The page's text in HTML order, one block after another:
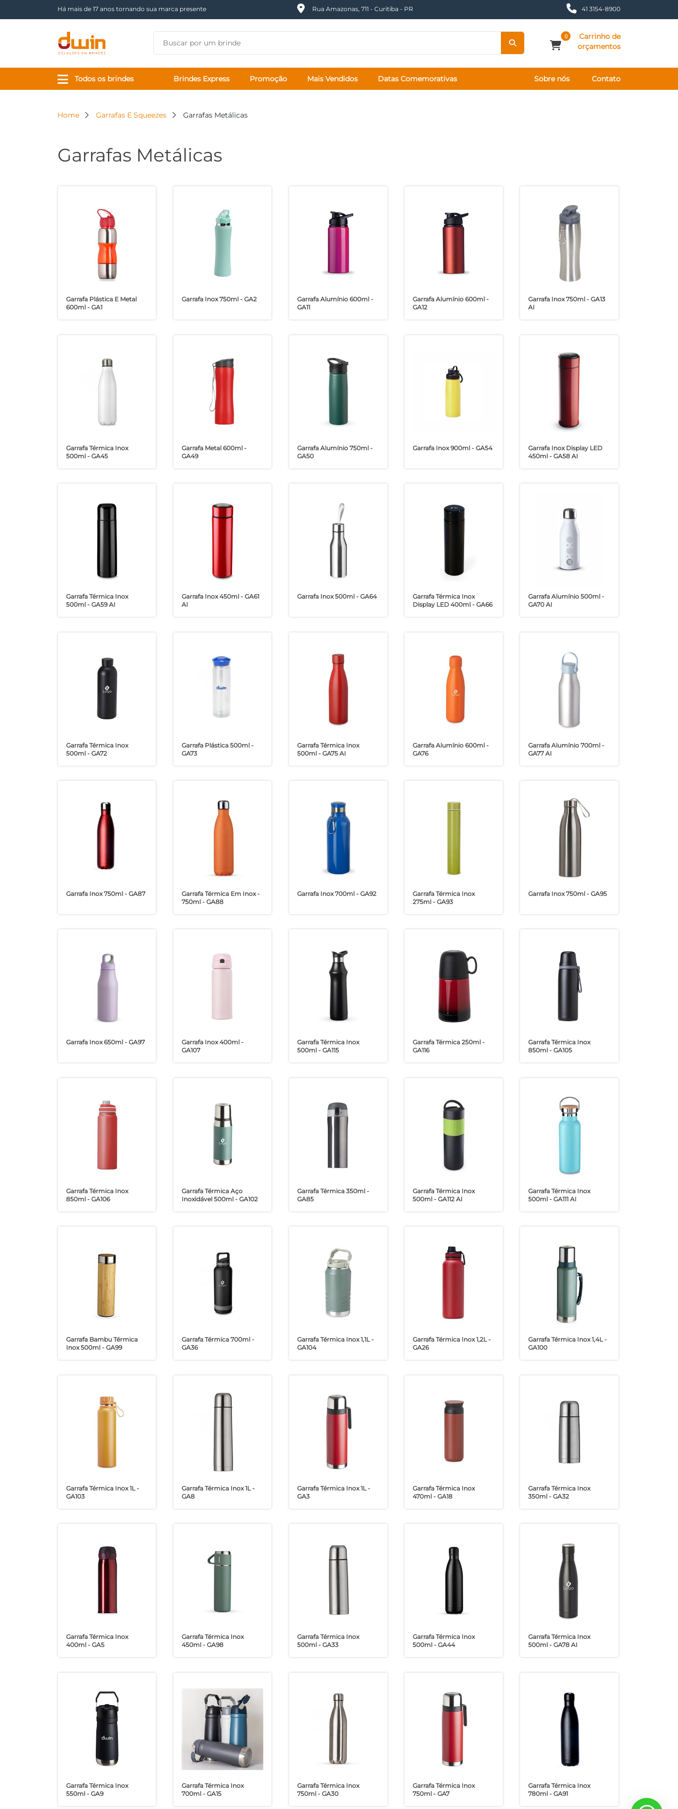
Há mais de 17 anos tornando sua marca presente Rua Amazonas, 711 - Curitiba - PR 41 3154-8900
0
Carrinho de
orçamentos
Todos os brindes Brindes Express Promoção Mais Vendidos Datas Comemorativas Sobre nós Contato
Home Garrafas E Squeezes Garrafas Metálicas
Garrafas Metálicas
Garrafa Plástica E Metal
600ml - GA1
Garrafa Inox 750ml - GA2
Garrafa Alumínio 600ml -
GA11
Garrafa Alumínio 600ml -
GA12
Garrafa Inox 750ml - GA13
AI
Garrafa Térmica Inox
500ml - GA45
Garrafa Metal 600ml -
GA49
Garrafa Alumínio 750ml -
GA50
Garrafa Inox 900ml - GA54
Garrafa Inox Display LED
450ml - GA58 AI
Garrafa Térmica Inox
500ml - GA59 AI
Garrafa Inox 450ml - GA61
AI
Garrafa Inox 500ml - GA64
Garrafa Térmica Inox
Display LED 400ml - GA66
Garrafa Alumínio 500ml -
GA70 AI
Garrafa Térmica Inox
500ml - GA72
Garrafa Plástica 500ml -
GA73
Garrafa Térmica Inox
500ml - GA75 AI
Garrafa Alumínio 600ml -
GA76
Garrafa Alumínio 700ml -
GA77 AI
Garrafa Inox 750ml - GA87
Garrafa Térmica Em Inox -
750ml - GA88
Garrafa Inox 700ml - GA92
Garrafa Térmica Inox
275ml - GA93
Garrafa Inox 750ml - GA95
Garrafa Inox 650ml - GA97
Garrafa Inox 400ml -
GA107
Garrafa Térmica Inox
500ml - GA115
Garrafa Térmica 250ml -
GA116
Garrafa Térmica Inox
850ml - GA105
Garrafa Térmica Inox
850ml - GA106
Garrafa Térmica Aço
Inoxidável 500ml - GA102
Garrafa Térmica 350ml -
GA85
Garrafa Térmica Inox
500ml - GA112 AI
Garrafa Térmica Inox
500ml - GA111 AI
Garrafa Bambu Térmica
Inox 500ml - GA99
Garrafa Térmica 700ml -
GA36
Garrafa Térmica Inox 1,1L -
GA104
Garrafa Térmica Inox 1,2L -
GA26
Garrafa Térmica Inox 1,4L -
GA100
Garrafa Térmica Inox 1L -
GA103
Garrafa Térmica Inox 1L -
GA8
Garrafa Térmica Inox 1L -
GA3
Garrafa Térmica Inox
470ml - GA18
Garrafa Térmica Inox
350ml - GA32
Garrafa Térmica Inox
400ml - GA5
Garrafa Térmica Inox
450ml - GA98
Garrafa Térmica Inox
500ml - GA33
Garrafa Térmica Inox
500ml - GA44
Garrafa Térmica Inox
500ml - GA78 AI
Garrafa Térmica Inox
550ml - GA9
Garrafa Térmica Inox
700ml - GA15
Garrafa Térmica Inox
750ml - GA30
Garrafa Térmica Inox
750ml - GA7
Garrafa Térmica Inox
780ml - GA91